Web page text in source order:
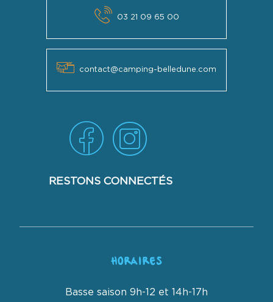
03 21 09 65 00
contact@camping-belledune.com
RESTONS CONNECTÉS
HORAIRES
Basse saison 9h-12 et 14h-17h